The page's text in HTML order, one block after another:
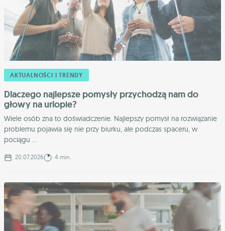
AKTUALNOŚCI I TRENDY
Dlaczego najlepsze pomysły przychodzą nam do
głowy na urlopie?
Wiele osób zna to doświadczenie. Najlepszy pomysł na rozwiązanie
problemu pojawia się nie przy biurku, ale podczas spaceru, w
pociągu ...
20.07.2026 4 min.